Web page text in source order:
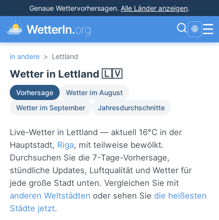
Genaue Wettervorhersagen. Alle Länder anzeigen.
WetterIn.org 🌐 ☰
in andere > Lettland
Wetter in Lettland 🇱🇻
Vorhersage
Wetter im August
Wetter im September
Jahresdurchschnitte
Live-Wetter in Lettland — aktuell 16°C in der
Hauptstadt, Riga, mit teilweise bewölkt.
Durchsuchen Sie die 7-Tage-Vorhersage,
stündliche Updates, Luftqualität und Wetter für
jede große Stadt unten. Vergleichen Sie mit
anderen Weltstädten oder sehen Sie die heißesten
Städte jetzt.